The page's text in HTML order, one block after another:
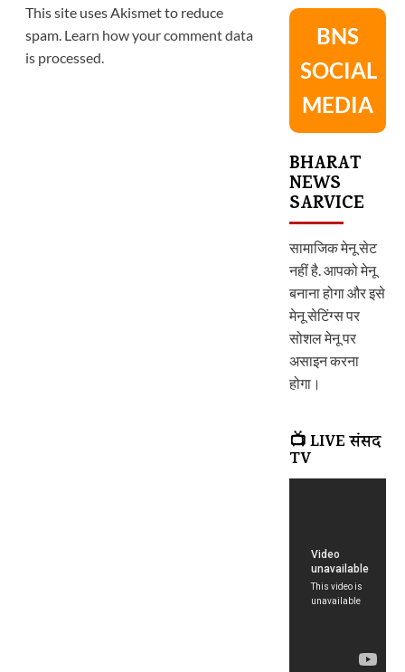
This site uses Akismet to reduce
spam. Learn how your comment data
is processed.
BNS
SOCIAL
MEDIA
BHARAT
NEWS
SARVICE
सामाजिक मेनू सेट
नहीं है. आपको मेनू
बनाना होगा और इसे
मेनू सेटिंग्स पर
सोशल मेनू पर
असाइन करना
होगा।
📺 LIVE संसद
TV